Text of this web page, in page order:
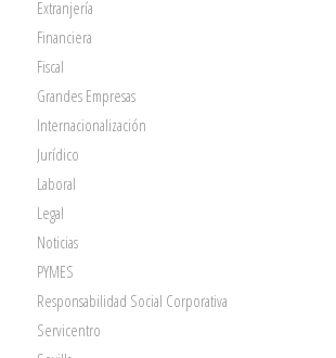
Extranjería
Financiera
Fiscal
Grandes Empresas
Internacionalización
Jurídico
Laboral
Legal
Noticias
PYMES
Responsabilidad Social Corporativa
Servicentro